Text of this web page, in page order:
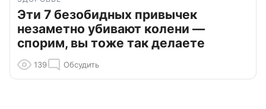
Эти 7 безобидных привычек
незаметно убивают колени —
спорим, вы тоже так делаете
139 Обсудить